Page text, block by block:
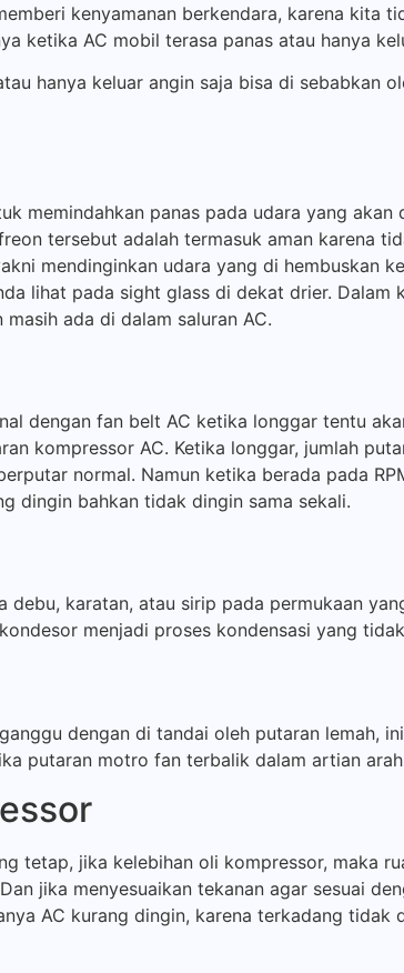
kenyamanan berkendara, karena kita
ketika AC mobil terasa panas atau hanya
hanya keluar angin saja bisa di sebabkan
memindahkan panas pada udara yang
tersebut adalah termasuk aman karena
mendinginkan udara yang di hembuskan
lihat pada sight glass di dekat drier. Dalam
ada di dalam saluran AC.
dengan fan belt AC ketika longgar tentu
kompressor AC. Ketika longgar, jumlah
normal. Namun ketika berada pada
dingin bahkan tidak dingin sama sekali.
debu, karatan, atau sirip pada permukaan
menjadi proses kondensasi yang
dengan di tandai oleh putaran lemah,
putaran motro fan terbalik dalam artian
tetap, jika kelebihan oli kompressor, maka
jika menyesuaikan tekanan agar sesuai
AC kurang dingin, karena terkadang tidak